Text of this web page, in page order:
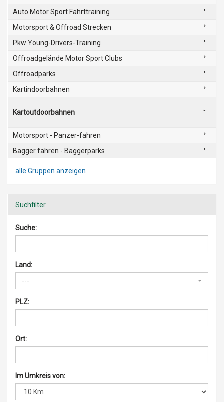
Auto Motor Sport Fahrttraining
Motorsport & Offroad Strecken
Pkw Young-Drivers-Training
Offroadgelände Motor Sport Clubs
Offroadparks
Kartindoorbahnen
Kartoutdoorbahnen
Motorsport - Panzer-fahren
Bagger fahren - Baggerparks
alle Gruppen anzeigen
Suchfilter
Suche:
Land:
---
PLZ:
Ort:
Im Umkreis von: